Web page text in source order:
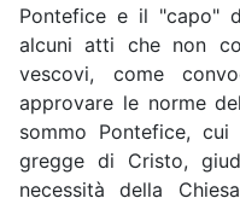
Pontefice e il "capo"
alcuni atti che non
vescovi, come
approvare le norme
sommo Pontefice,
gregge di Cristo,
necessità della